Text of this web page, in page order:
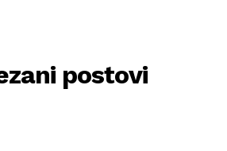
postovi